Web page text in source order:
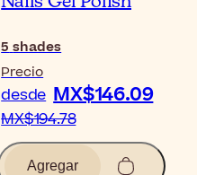
5shades
Precio
desde MX$146.09
MX$194.78
Agregar